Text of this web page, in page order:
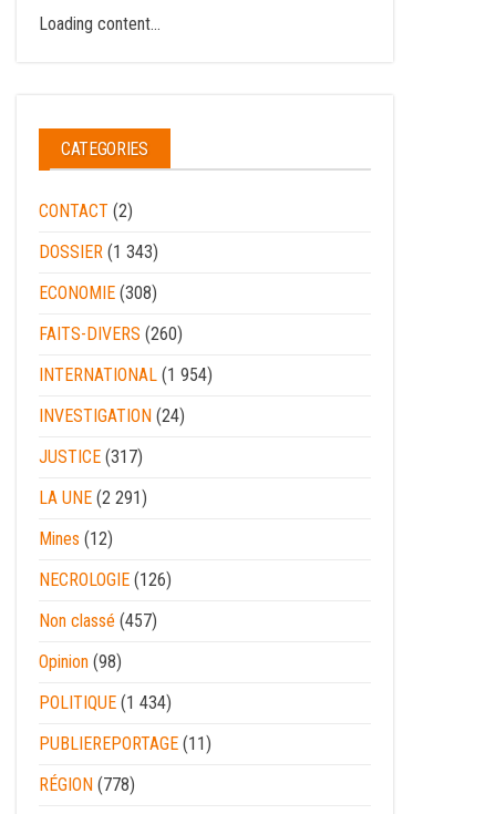
Loading content...
CATEGORIES
CONTACT (2)
DOSSIER (1 343)
ECONOMIE (308)
FAITS-DIVERS (260)
INTERNATIONAL (1 954)
INVESTIGATION (24)
JUSTICE (317)
LA UNE (2 291)
Mines (12)
NECROLOGIE (126)
Non classé (457)
Opinion (98)
POLITIQUE (1 434)
PUBLIEREPORTAGE (11)
RÉGION (778)